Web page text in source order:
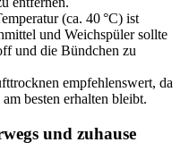
(ca. 40 °C) ist
und Weichspüler sollte
und die Bündchen zu
empfehlenswert, da
besten erhalten bleibt.
und zuhause